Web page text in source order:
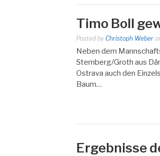
Timo Boll
Posted by Christoph Weber
Neben dem
Sternberg/Groth aus
Ostrava auch den
Baum…
Ergebnisse